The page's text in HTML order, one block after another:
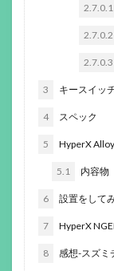
2.7.0.1
2.7.0.2
2.7.0.3
3 キースイッ
4 スペック
5 HyperX
5.1 内容物
6 設置をして
7 HyperX
8 感想-スズミ